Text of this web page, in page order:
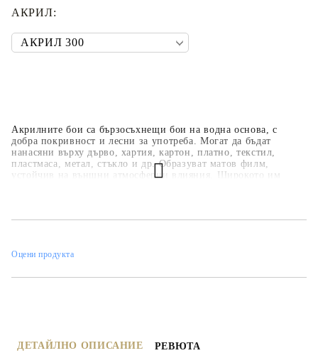
Акрилните бои са бързосъхнещи бои на водна основа, с
добра покривност и лесни за употреба. Могат да бъдат
нанасяни върху дърво, хартия, картон, платно, текстил,
пластмаса, метал, стъкло и др. Образуват матов филм,
устойчив на външни атмосферни влияния. Широкото им
цветова гама е над 35 цвята, но може да се произвеждат в над
АКРИЛ:
Оцени продукта
ДЕТАЙЛНО ОПИСАНИЕ РЕВЮТА